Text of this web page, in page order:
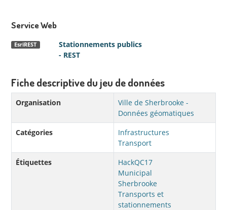
Service Web
Stationnements publics
- REST
EsriREST
Fiche descriptive du jeu de données
Organisation
Ville de Sherbrooke -
Données géomatiques
Catégories
Infrastructures
Transport
Étiquettes
HackQC17
Municipal
Sherbrooke
Transports et
stationnements